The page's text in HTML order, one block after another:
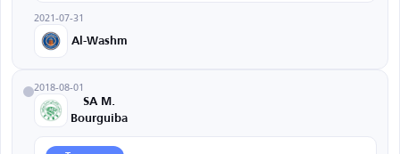
2021-07-31
Al-Washm
2018-08-01
SA M.
Bourguiba